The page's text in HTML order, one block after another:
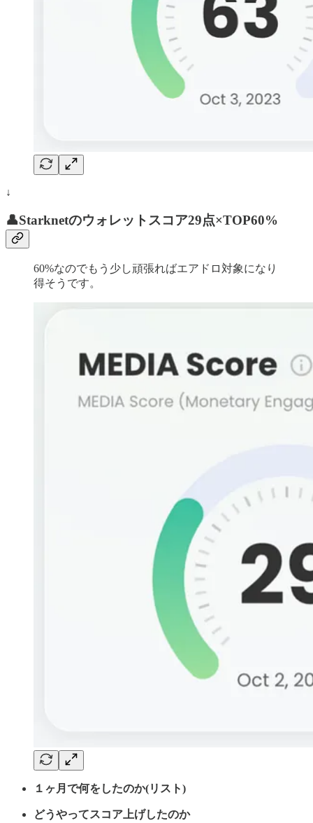
↓
👤Starknetのウォレットスコア29点×TOP60%
60%なのでもう少し頑張ればエアドロ対象になり
得そうです。
１ヶ月で何をしたのか(リスト)
どうやってスコア上げしたのか